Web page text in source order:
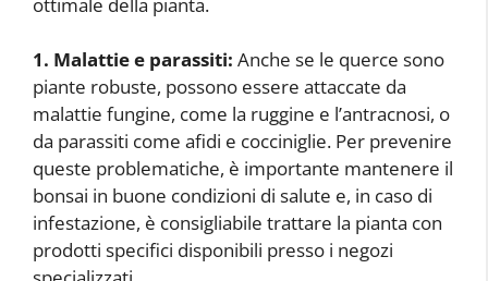
1. Malattie e parassiti: Anche se le querce sono
piante robuste, possono essere attaccate da
malattie fungine, come la ruggine e l’antracnosi, o
da parassiti come afidi e cocciniglie. Per prevenire
queste problematiche, è importante mantenere il
bonsai in buone condizioni di salute e, in caso di
infestazione, è consigliabile trattare la pianta con
prodotti specifici disponibili presso i negozi